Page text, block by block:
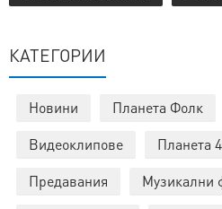
КАТЕГОРИИ
Новини Планета Фолк
Видеоклипове
Планета
Предавания
Музикални